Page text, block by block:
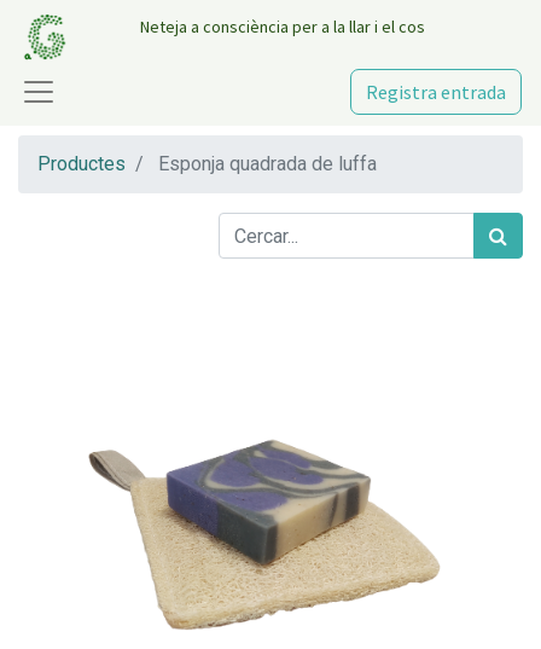
Neteja a consciència per a la llar i el cos
Registra entrada
Productes Esponja quadrada de luffa